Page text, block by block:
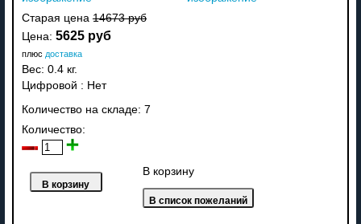
Старая цена 14673 руб
Цена: 5625 руб
плюс доставка
Вес: 0.4 кг.
Цифровой : Нет
Количество на складе: 7
Количество:
В корзину